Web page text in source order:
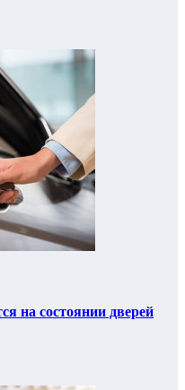
на состоянии дверей